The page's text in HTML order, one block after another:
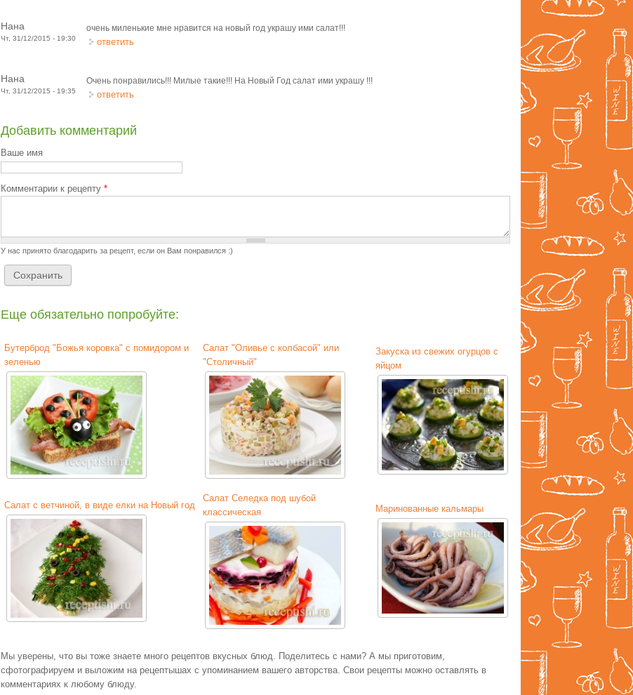
Нана
Чт, 31/12/2015 - 19:30
очень миленькие мне нравится на новый год украшу ими салат!!!
ответить
Нана
Чт, 31/12/2015 - 19:35
Очень понравились!!! Милые такие!!! На Новый Год салат ими украшу !!!
ответить
Добавить комментарий
Ваше имя
Комментарии к рецепту*
У нас принято благодарить за рецепт, если он Вам понравился :)
Еще обязательно попробуйте:
Бутерброд "Божья коровка" с помидором и
зеленью
Салат "Оливье с колбасой" или
"Столичный"
Закуска из свежих огурцов с
яйцом
Салат с ветчиной, в виде елки на Новый год
Салат Селедка под шубой
классическая
Маринованные кальмары
Мы уверены, что вы тоже знаете много рецептов вкусных блюд. Поделитесь с нами? А мы приготовим,
сфотографируем и выложим на рецептышах с упоминанием вашего авторства. Свои рецепты можно оставлять в
комментариях к любому блюду.